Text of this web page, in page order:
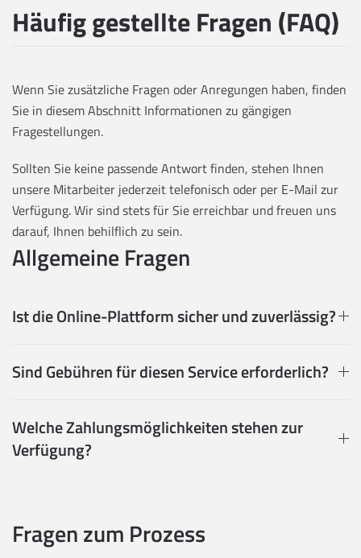
Häufig gestellte Fragen (FAQ)
Wenn Sie zusätzliche Fragen oder Anregungen haben, finden
Sie in diesem Abschnitt Informationen zu gängigen
Fragestellungen.
Sollten Sie keine passende Antwort finden, stehen Ihnen
unsere Mitarbeiter jederzeit telefonisch oder per E-Mail zur
Verfügung. Wir sind stets für Sie erreichbar und freuen uns
darauf, Ihnen behilflich zu sein.
Allgemeine Fragen
Ist die Online-Plattform sicher und zuverlässig?
Sind Gebühren für diesen Service erforderlich?
Welche Zahlungsmöglichkeiten stehen zur
Verfügung?
Fragen zum Prozess